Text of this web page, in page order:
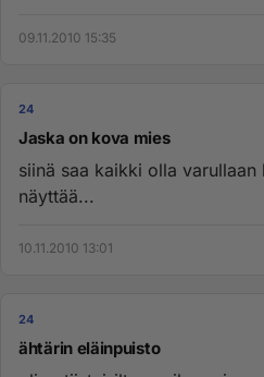
09.11.2010 15:35
24
Jaska on kova mies
siinä saa kaikki olla varullaan
näyttää...
10.11.2010 13:01
24
ähtärin eläinpuisto